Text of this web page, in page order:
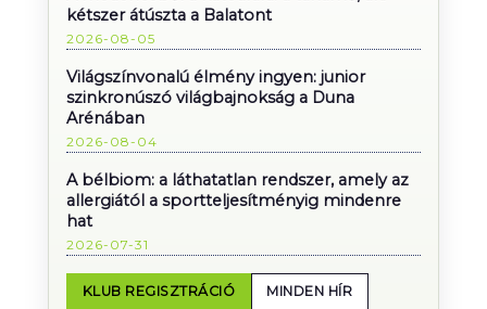
kétszer átúszta a Balatont
2026-08-05
Világszínvonalú élmény ingyen: junior
szinkronúszó világbajnokság a Duna
Arénában
2026-08-04
A bélbiom: a láthatatlan rendszer, amely az
allergiától a sportteljesítményig mindenre
hat
2026-07-31
KLUB REGISZTRÁCIÓ MINDEN HÍR